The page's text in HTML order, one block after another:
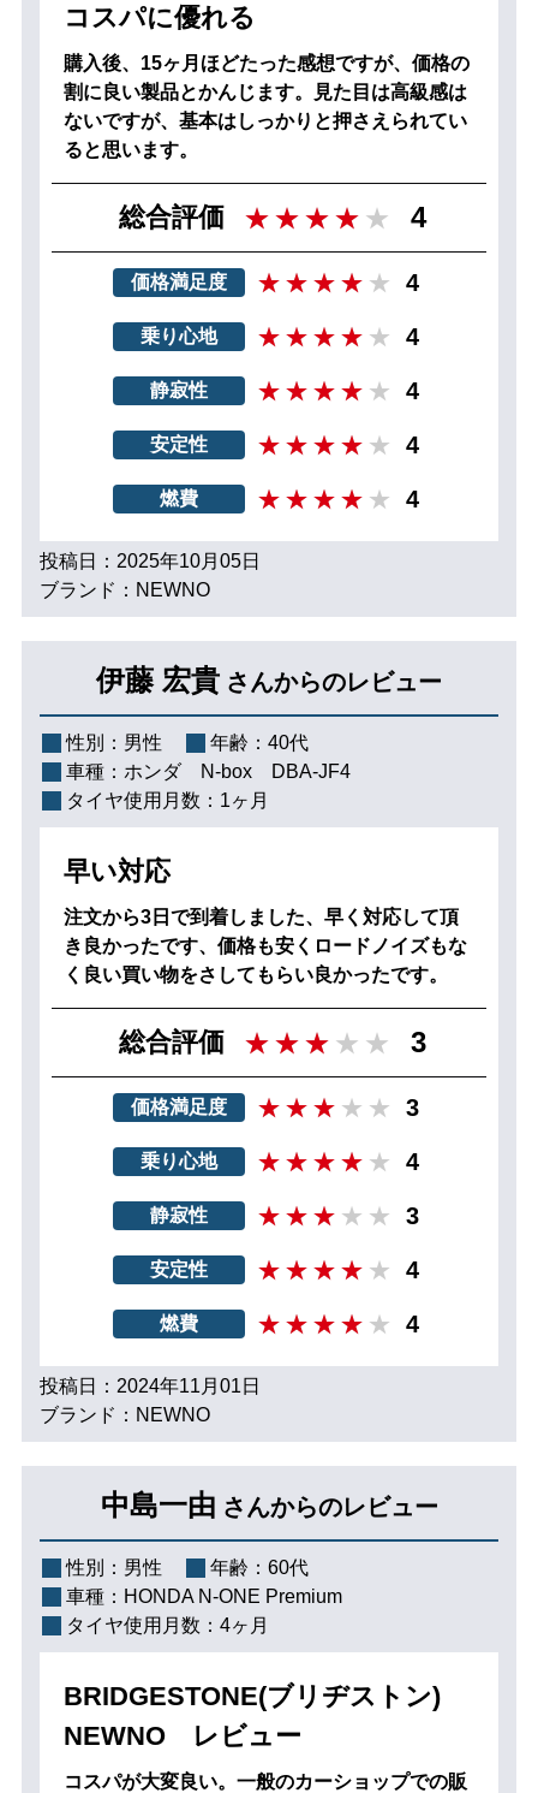
コスパに優れる
購入後、15ヶ月ほどたった感想ですが、価格の
割に良い製品とかんじます。見た目は高級感は
ないですが、基本はしっかりと押さえられてい
ると思います。
総合評価 4
価格満足度 4
乗り心地 4
静寂性 4
安定性 4
燃費 4
投稿日：2025年10月05日
ブランド：NEWNO
伊藤 宏貴 さんからのレビュー
性別： 男性 年齢： 40代
車種： ホンダ N‐box DBA-JF4
タイヤ使用月数： 1ヶ月
早い対応
注文から3日で到着しました、早く対応して頂
き良かったです、価格も安くロードノイズもな
く良い買い物をさしてもらい良かったです。
総合評価 3
価格満足度 3
乗り心地 4
静寂性 3
安定性 4
燃費 4
投稿日：2024年11月01日
ブランド：NEWNO
中島一由 さんからのレビュー
性別： 男性 年齢： 60代
車種： HONDA N-ONE Premium
タイヤ使用月数： 4ヶ月
BRIDGESTONE(ブリヂストン)
NEWNO レビュー
コスパが大変良い。一般のカーショップでの販